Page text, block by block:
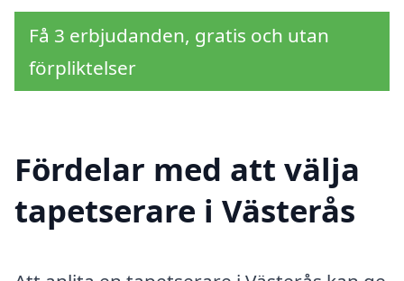
Få 3 erbjudanden, gratis och utan
förpliktelser
Fördelar med att välja
tapetserare i Västerås